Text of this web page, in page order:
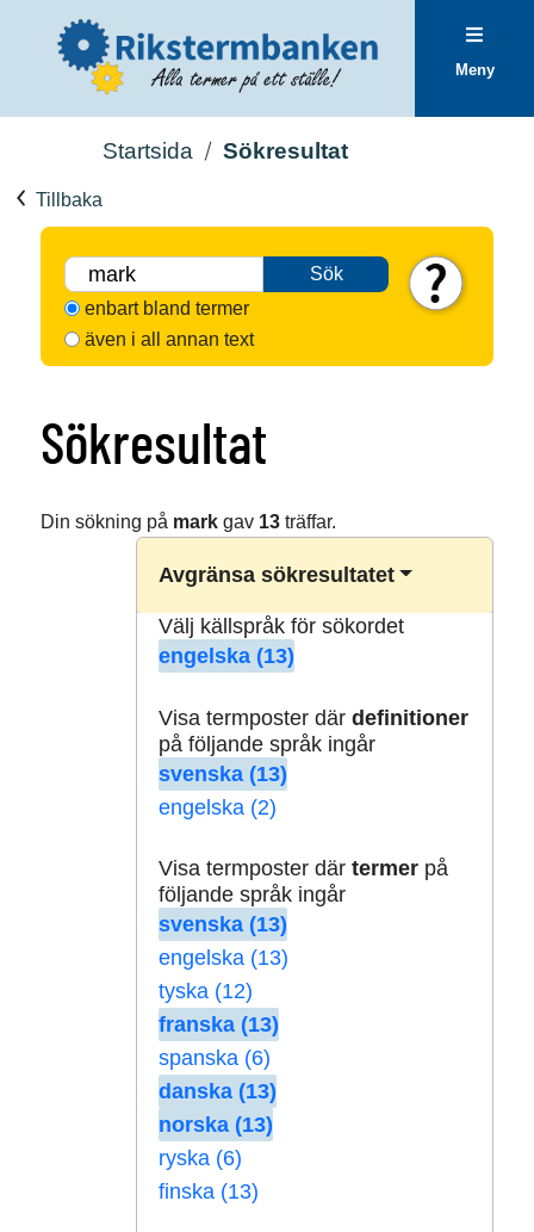
Meny
Startsida Sökresultat
Tillbaka
Sök
enbart bland termer
även i all annan text
Sökresultat
Din sökning på markgav 13träffar.
Avgränsa sökresultatet
Välj källspråk för sökordet
engelska (13)
Visa termposter där definitioner
på följande språk ingår
svenska (13)
engelska (2)
Visa termposter där termerpå
följande språk ingår
svenska (13)
engelska (13)
tyska (12)
franska (13)
spanska (6)
danska (13)
norska (13)
ryska (6)
finska (13)